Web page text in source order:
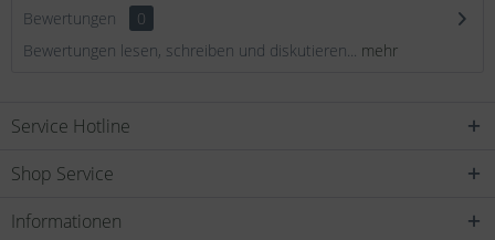
Bewertungen
0
Bewertungen lesen, schreiben und diskutieren... mehr
Service Hotline
Shop Service
Informationen